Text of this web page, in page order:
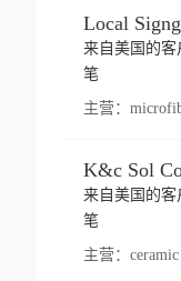
Local
来自美国的客
笔
主营：
K&c Sol
来自美国的客
笔
主营：